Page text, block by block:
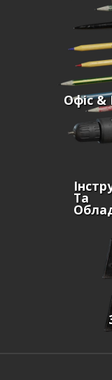
Офіс &
Та